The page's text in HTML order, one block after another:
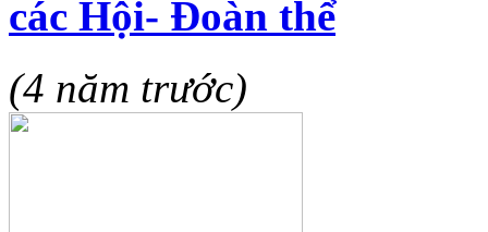
các Hội- Đoàn thể
(4 năm trước)